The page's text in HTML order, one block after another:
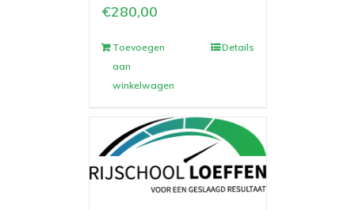
€280,00
Toevoegen
aan
winkelwagen
Details